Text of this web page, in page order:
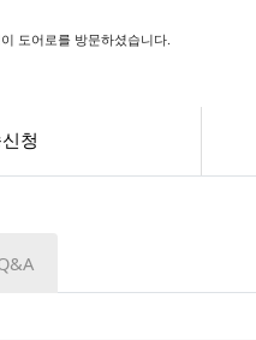
도어로를 방문하셨습니다.
청